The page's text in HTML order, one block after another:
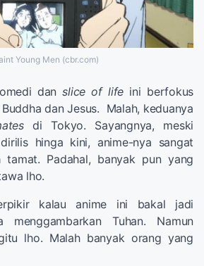
Young Men (cbr.com)
danslice of life ini berfokus
dan Jesus. Malah, keduanya
di Tokyo. Sayangnya, meski
hinga kini, anime-nya sangat
tamat. Padahal, banyak pun yang
lho.
kalau anime ini bakal jadi
menggambarkan Tuhan. Namun
lho. Malah banyak orang yang